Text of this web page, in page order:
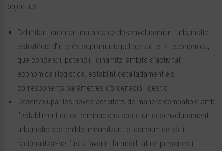
objectius:
Delimitar i ordenar una àrea de desenvolupament urbanístic
estratègic d’interès supramunicipal per activitat econòmica,
que concentri, potenciï i dinamitzi àmbits d’activitat
econòmica i logística, establint detalladament els
corresponents paràmetres d’ordenació i gestió.
Desenvolupar les noves activitats de manera compatible amb
l’establiment de determinacions sobre un desenvolupament
urbanístic sostenible, minimitzant el consum de sòl i
racionalitzar-ne l’ús, afavorint la mobilitat de persones i